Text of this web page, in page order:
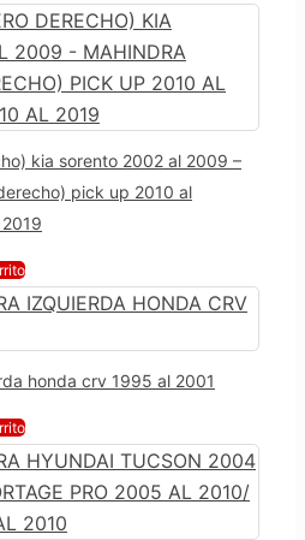
kia sorento 2002 al 2009 –
pick up 2010 al
honda crv 1995 al 2001